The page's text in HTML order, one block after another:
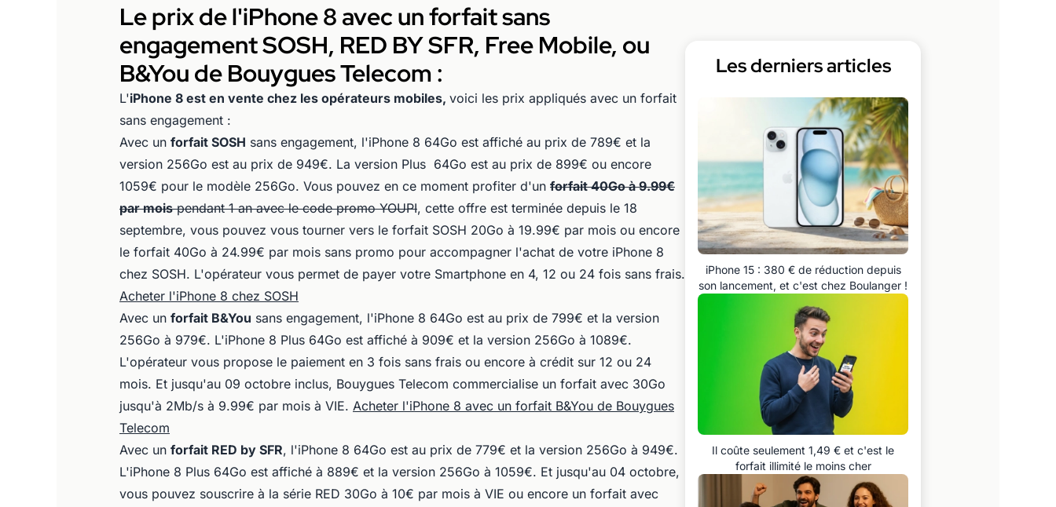
Le prix de l'iPhone 8 avec un forfait sans
engagement SOSH, RED BY SFR, Free Mobile, ou
B&You de Bouygues Telecom :
L'iPhone 8 est en vente chez les opérateurs mobiles, voici les prix appliqués avec un forfait
sans engagement :
Avec un forfait SOSH sans engagement, l'iPhone 8 64Go est affiché au prix de 789€ et la
version 256Go est au prix de 949€. La version Plus 64Go est au prix de 899€ ou encore
1059€ pour le modèle 256Go. Vous pouvez en ce moment profiter d'un forfait 40Go à 9.99€
par moispendant 1 an avec le code promo YOUPI, cette offre est terminée depuis le 18
septembre, vous pouvez vous tourner vers le forfait SOSH 20Go à 19.99€ par mois ou encore
le forfait 40Go à 24.99€ par mois sans promo pour accompagner l'achat de votre iPhone 8
chez SOSH. L'opérateur vous permet de payer votre Smartphone en 4, 12 ou 24 fois sans frais.
Acheter l'iPhone 8 chez SOSH
Avec un forfait B&You sans engagement, l'iPhone 8 64Go est au prix de 799€ et la version
256Go à 979€. L'iPhone 8 Plus 64Go est affiché à 909€ et la version 256Go à 1089€.
L'opérateur vous propose le paiement en 3 fois sans frais ou encore à crédit sur 12 ou 24
mois. Et jusqu'au 09 octobre inclus, Bouygues Telecom commercialise un forfait avec 30Go
jusqu'à 2Mb/s à 9.99€ par mois à VIE. Acheter l'iPhone 8 avec un forfait B&You de Bouygues
Telecom
Avec un forfait RED by SFR, l'iPhone 8 64Go est au prix de 779€ et la version 256Go à 949€.
L'iPhone 8 Plus 64Go est affiché à 889€ et la version 256Go à 1059€. Et jusqu'au 04 octobre,
vous pouvez souscrire à la série RED 30Go à 10€ par mois à VIE ou encore un forfait avec
Les derniers articles
iPhone 15 : 380 € de réduction depuis
son lancement, et c'est chez Boulanger !
Il coûte seulement 1,49 € et c'est le
forfait illimité le moins cher